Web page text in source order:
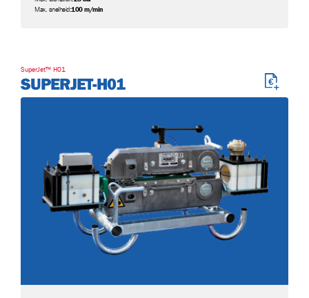
Max. snelheid:100 m/min
SuperJet™ H01
SUPERJET-H01